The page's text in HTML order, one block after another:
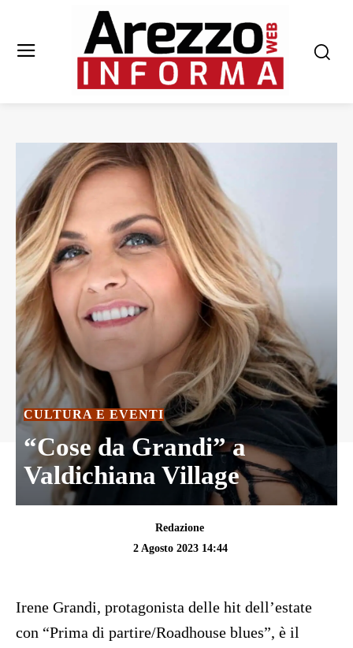
CULTURA E EVENTI
“Cose da Grandi” a
Valdichiana Village
Redazione
2 Agosto 2023 14:44
Irene Grandi, protagonista delle hit dell’estate
con “Prima di partire/Roadhouse blues”, è il